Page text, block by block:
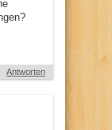
Antworten